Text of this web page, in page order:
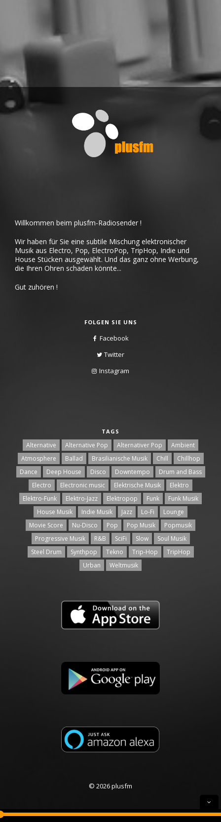
Willkommen beim plusfm-Radiosender !
Wir haben für Sie eine subtile Mischung elektronischer
Musik aus Electro, Pop, ElectroPop, TripHop, Indie und
House Stücken ausgewählt. Und das ganz ohne Werbung,
die Ihren Ohren schaden könnte...
Gut zuhören !
FOLGEN SIE UNS
Facebook
Twitter
Instagram
TAGS
Alternative Alternative Pop Alternativer Pop
Ambient
Atmosphere
Ballad Brasilianische Musik Chill
Chillhop
Dance
Deep House Disco Downtempo
Drum and Bass
Electro
Electronic music Elektrische Musik
Elektro
Elektro-Funk
Elektro-Jazz Elektropop Funk
Funk Musik
House Musik
Indie Musik Jazz Lo-Fi
Lounge
Movie Score
Nu-Disco Pop Pop Musik
Popmusik
Progressive Musik
R&B SciFi Slow
Soul Musik
Steel Drum
Synthpop Tekno Trip-Hop
TripHop
Urban
Weltmusik
© 2026 plusfm